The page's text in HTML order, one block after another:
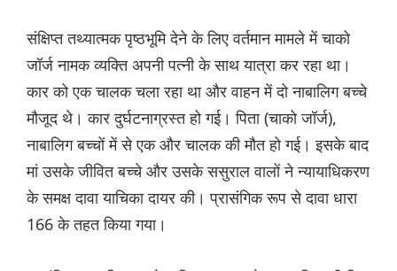
संक्षिप्त तथ्यात्मक पृष्ठभूमि देने के लिए वर्तमान मामले में चाको
जॉर्ज नामक व्यक्ति अपनी पत्नी के साथ यात्रा कर रहा था।
कार को एक चालक चला रहा था और वाहन में दो नाबालिग बच्चे
मौजूद थे। कार दुर्घटनाग्रस्त हो गई। पिता (चाको जॉर्ज),
नाबालिग बच्चों में से एक और चालक की मौत हो गई। इसके बाद
मां उसके जीवित बच्चे और उसके ससुराल वालों ने न्यायाधिकरण
के समक्ष दावा याचिका दायर की। प्रासंगिक रूप से दावा धारा
166 के तहत किया गया।